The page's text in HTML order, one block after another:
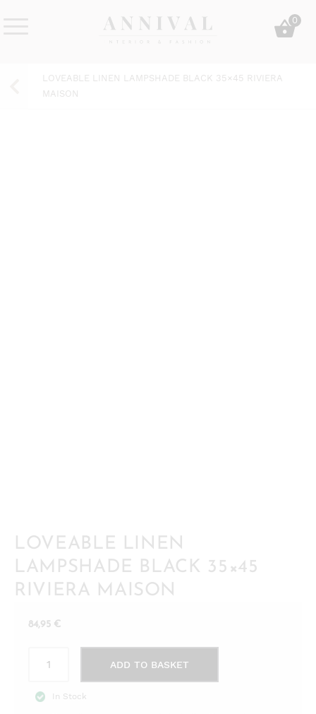
muoti
&
sisustusverkkokauppa
0
LOVEABLE LINEN LAMPSHADE BLACK 35×45 RIVIERA
MAISON
LOVEABLE LINEN
LAMPSHADE BLACK 35×45
RIVIERA MAISON
84,95 €
Linen
black
ADD TO BASKET
In Stock